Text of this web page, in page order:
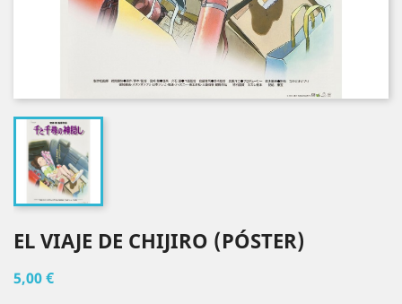
EL VIAJE DE CHIJIRO (PÓSTER)
5,00 €